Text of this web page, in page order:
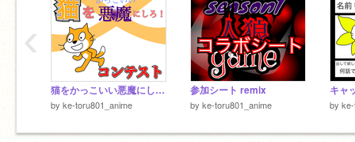
猫をかっこいい悪魔にしろ!!コンテスト remix
by ke-toru801_anime
参加シート remix
by ke-toru801_anime by
‹